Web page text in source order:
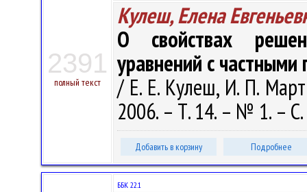
2391
полный текст
Кулеш, Елена
О свойствах
уравнений с
/ Е. Е. Кулеш, И. П.
2006. – Т. 14. – № 1. –
Добавить в корзину Подробнее
ББК 22.1